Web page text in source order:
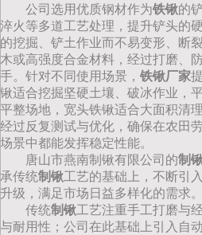
公司选用优质钢材作为铁锹的
淬火等多道工艺处理，提升铲头的
的挖掘、铲土作业而不易变形、断
木或高强度合金材料，经过打磨、
手。针对不同使用场景， 铁锹厂家
锹适合挖掘坚硬土壤、破冰作业，
平整场地，宽头铁锹适合大面积清
经过反复测试与优化，确保在农田
场景中都能发挥稳定性能。
唐山市燕南制锹有限公司的制
承传统制锹工艺的基础上，不断引
升级，满足市场日益多样化的需求。
传统制锹工艺注重手工打磨与
与耐用性；公司在此基础上引入自